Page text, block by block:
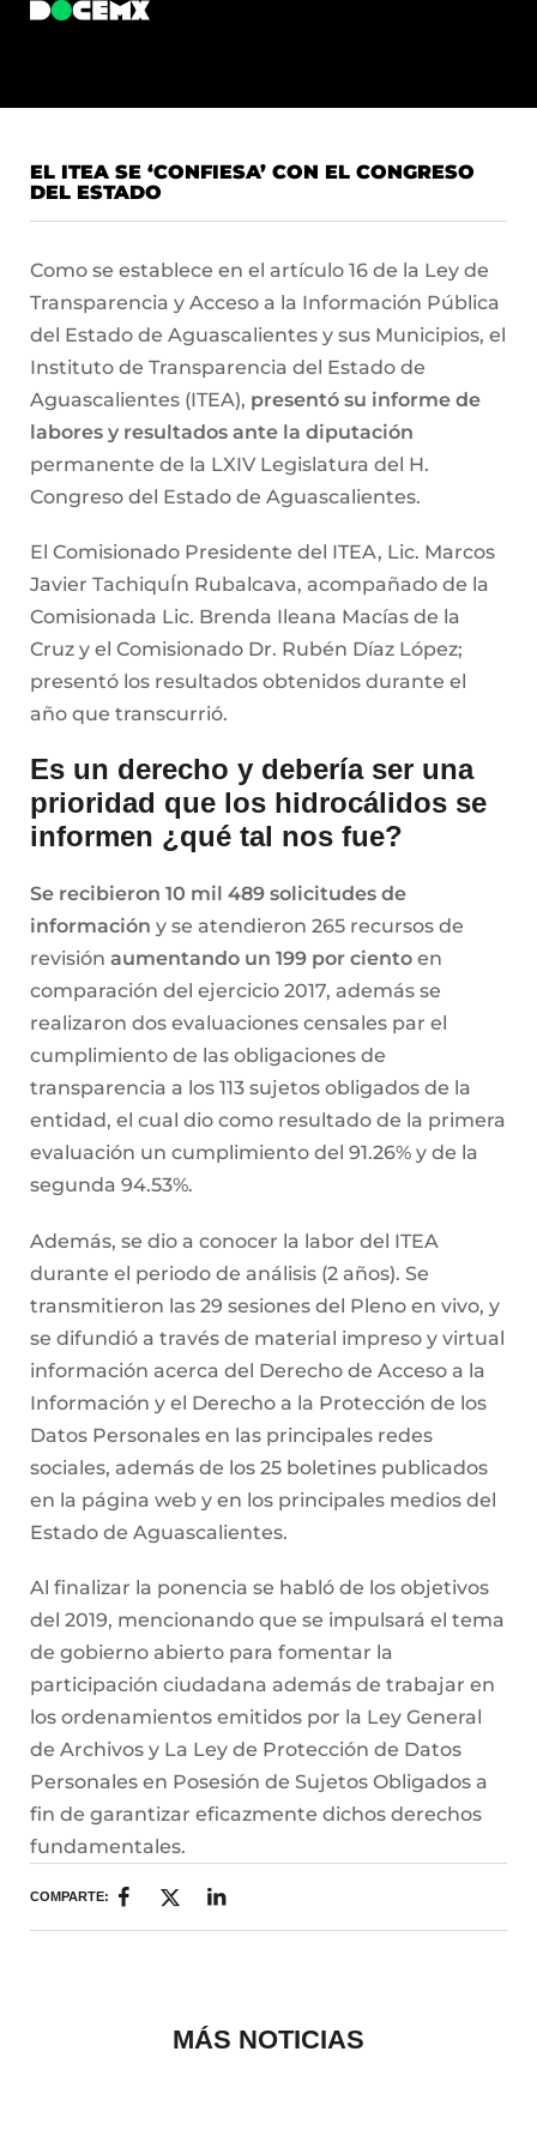
EL ITEA SE ‘CONFIESA’ CON EL CONGRESO
DEL ESTADO
Como se establece en el artículo 16 de la Ley de
Transparencia y Acceso a la Información Pública
del Estado de Aguascalientes y sus Municipios, el
Instituto de Transparencia del Estado de
Aguascalientes (ITEA), presentó su informe de
labores y resultados ante la diputación
permanente de la LXIV Legislatura del H.
Congreso del Estado de Aguascalientes.
El Comisionado Presidente del ITEA, Lic. Marcos
Javier TachiquÍn Rubalcava, acompañado de la
Comisionada Lic. Brenda Ileana Macías de la
Cruz y el Comisionado Dr. Rubén Díaz López;
presentó los resultados obtenidos durante el
año que transcurrió.
Es un derecho y debería ser una
prioridad que los hidrocálidos se
informen ¿qué tal nos fue?
Se recibieron 10 mil 489 solicitudes de
información y se atendieron 265 recursos de
revisión aumentando un 199 por ciento en
comparación del ejercicio 2017, además se
realizaron dos evaluaciones censales par el
cumplimiento de las obligaciones de
transparencia a los 113 sujetos obligados de la
entidad, el cual dio como resultado de la primera
evaluación un cumplimiento del 91.26% y de la
segunda 94.53%.
Además, se dio a conocer la labor del ITEA
durante el periodo de análisis (2 años). Se
transmitieron las 29 sesiones del Pleno en vivo, y
se difundió a través de material impreso y virtual
información acerca del Derecho de Acceso a la
Información y el Derecho a la Protección de los
Datos Personales en las principales redes
sociales, además de los 25 boletines publicados
en la página web y en los principales medios del
Estado de Aguascalientes.
Al finalizar la ponencia se habló de los objetivos
del 2019, mencionando que se impulsará el tema
de gobierno abierto para fomentar la
participación ciudadana además de trabajar en
los ordenamientos emitidos por la Ley General
de Archivos y La Ley de Protección de Datos
Personales en Posesión de Sujetos Obligados a
fin de garantizar eficazmente dichos derechos
fundamentales.
COMPARTE:
MÁS NOTICIAS